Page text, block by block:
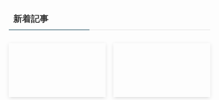
イ
ブ
新着記事